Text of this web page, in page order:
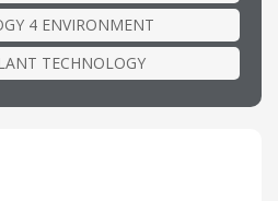
4 ENVIRONMENT
TECHNOLOGY